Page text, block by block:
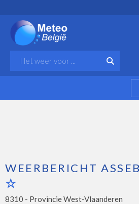
WEERBERICHT
8310 - Provincie West-Vlaanderen